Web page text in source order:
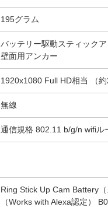
195グラム
バッテリー駆動スティッ
壁面用アンカー
1920x1080 Full HD相当 （
無線
通信規格 802.11 b/g/n wifiル
Ring Stick Up Cam Battery
（Works with Alexa認定）